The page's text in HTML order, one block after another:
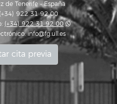
de Tenerife - España
922 31 92 00
(+34) 922 31 92 00
info@fg.ull.es
cita previa